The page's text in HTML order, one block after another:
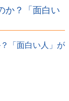
が露出、しかも
勝しちゃうｗ
か？「面白い